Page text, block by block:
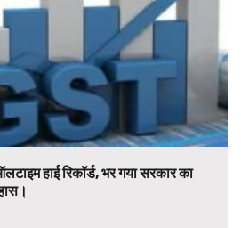
हाई रिकॉर्ड, भर गया सरकार का